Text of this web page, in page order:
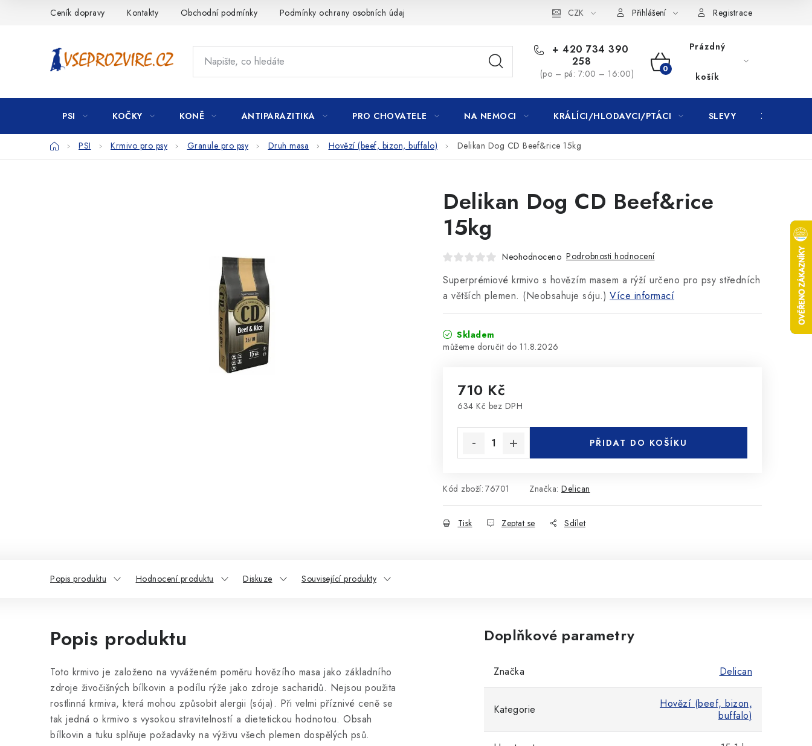
Ceník dopravy Kontakty Obchodní podmínky Podmínky ochrany osobních údajů CZK Přihlášení Registrace
+ 420 734 390
258
(po – pá: 7:00 – 16:00)
NÁKUPNÍ
KOŠÍK
Prázdný
košík
PSI KOČKY KONĚ ANTIPARAZITIKA PRO CHOVATELE NA NEMOCI KRÁLÍCI/HLODAVCI/PTÁCI SLEVY ZNAČKY
DomůPSI Krmivo pro psy Granule pro psy Druh masa Hovězí (beef, bizon, buffalo) Delikan Dog CD Beef&rice 15kg
Delikan Dog CD Beef&rice
15kg
Neohodnoceno Podrobnosti hodnocení
Superprémiové krmivo s hovězím masem a rýží určeno pro psy středních
a větších plemen. (Neobsahuje sóju.) Více informací
Skladem
11.8.2026
710 Kč
634 Kč bez DPH
PŘIDAT DO KOŠÍKU
Kód zboží: 76701 Značka: Delican
Tisk Zeptat se Sdílet
Popis produktu Hodnocení produktu Diskuze Související produkty
Popis produktu
Toto krmivo je založeno na vyváženém poměru hovězího masa jako základního
zdroje živočišných bílkovin a podílu rýže jako zdroje sacharidů. Nejsou použita
rostlinná krmiva, která mohou způsobit alergii (sója). Při velmi příznivé ceně se
tak jedná o krmivo s vysokou stravitelností a dietetickou hodnotou. Obsah
bílkovin a tuku splňuje požadavky na výživu všech plemen dospělých psů.
Doplňkové parametry
Značka Delican
Kategorie
Hovězí (beef, bizon,
buffalo)